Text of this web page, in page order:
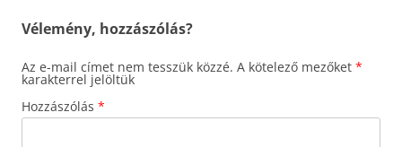
Vélemény, hozzászólás?
Az e-mail címet nem tesszük közzé. A kötelező mezőket *
karakterrel jelöltük
Hozzászólás *